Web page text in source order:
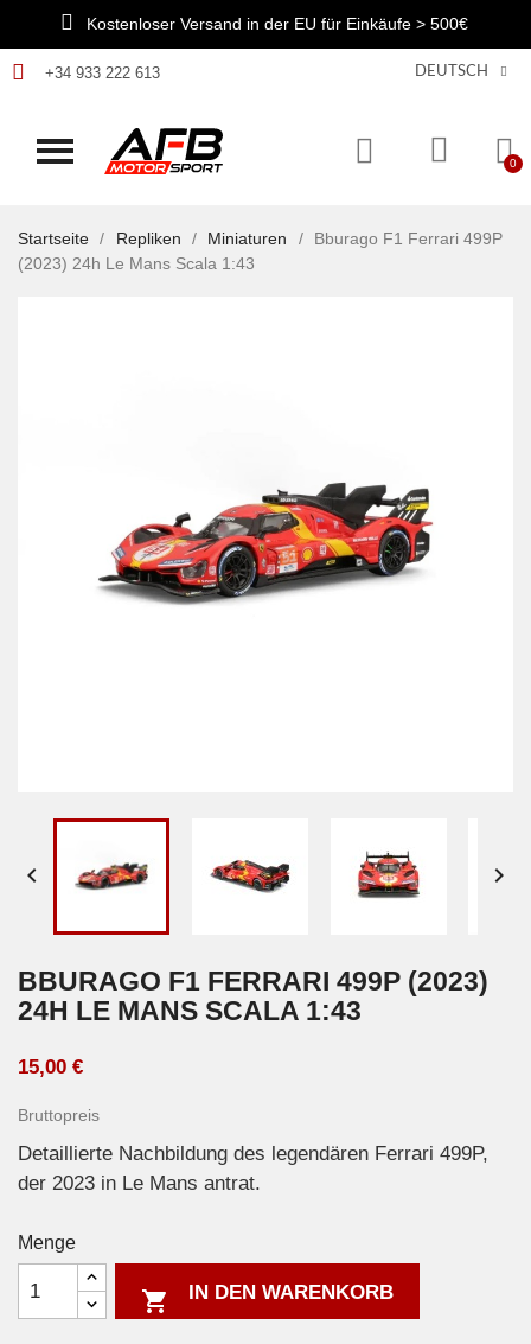
Kostenloser Versand in der EU für Einkäufe > 500€
+34 933 222 613 DEUTSCH
Startseite Repliken Miniaturen
Bburago F1 Ferrari 499P
(2023) 24h Le Mans Scala 1:43
 
BBURAGO F1 FERRARI 499P (2023)
24H LE MANS SCALA 1:43
15,00 €
Bruttopreis
Detaillierte Nachbildung des legendären Ferrari 499P,
der 2023 in Le Mans antrat.
Menge
 IN DEN WARENKORB